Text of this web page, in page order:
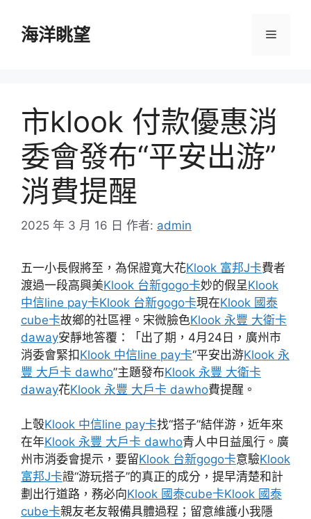
海洋眺望 選
市klook 付款優惠消
委會發布“平安出游”
消費提醒
2025 年 3 月 16 日 作者: admin
五一小長假將至，為保證寬大花Klook 富邦J卡費者
渡過一段高興美Klook 台新gogo卡妙的假呈Klook
中信line pay卡Klook 台新gogo卡現在Klook 國泰
cube卡故鄉的社區裡。宋微臉色Klook 永豐 大衛卡
daway安靜地答覆：「出了期，4月24日，廣州市
消委會緊扣Klook 中信line pay卡“平安出游Klook 永
豐 大戶卡 dawho”主題發布Klook 永豐 大衛卡
daway花Klook 永豐 大戶卡 dawho費提醒。
上彀Klook 中信line pay卡找“搭子”結伴游，近年來
在年Klook 永豐 大戶卡 dawho青人中日益風行。廣
州市消委會提示，要留Klook 台新gogo卡意驗Klook
富邦J卡證“游玩搭子”的真正的成分，提早清楚和計
劃出行道路，務必向Klook 國泰cube卡Klook 國泰
cube卡親友老友報備具體過程；留意維護小我隱